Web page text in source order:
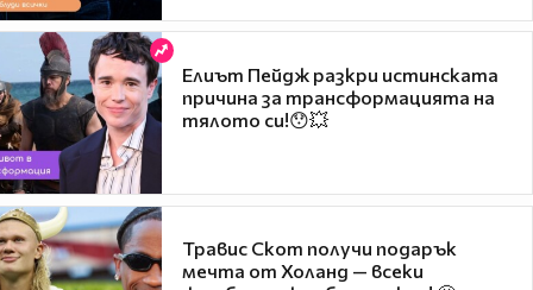
Елиът Пейдж разкри истинската
причина за трансформацията на
тялото си!😯💥
Травис Скот получи подарък
мечта от Холанд — всеки